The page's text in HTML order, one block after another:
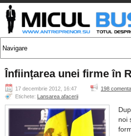
Înființarea unei firme în
17 decembrie 2012, 16:47
198
Etichete:
Lansarea afacerii
noi